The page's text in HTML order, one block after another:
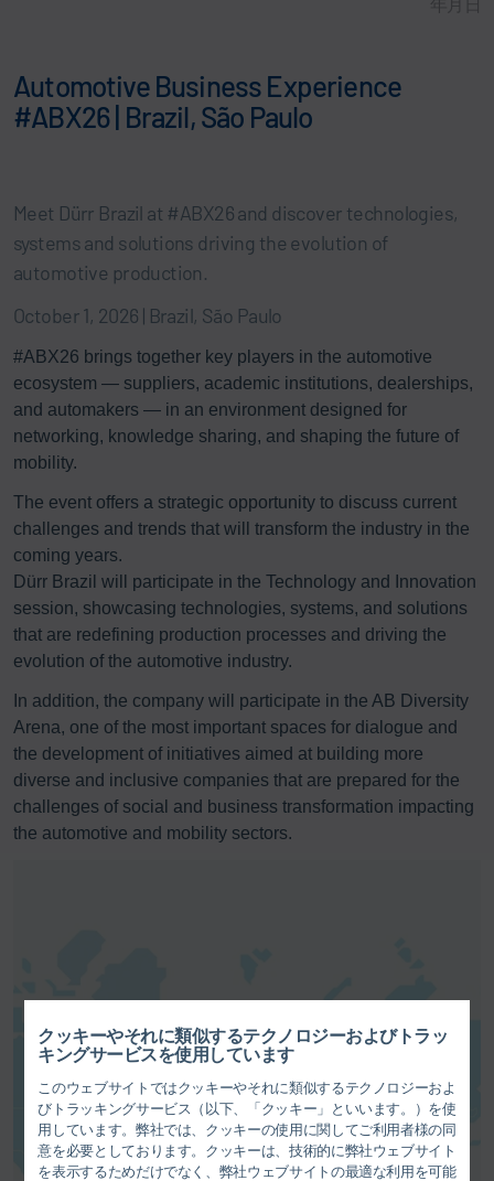
クッキーやそれに類似するテクノロジーおよびトラッ
キングサービスを使用しています
このウェブサイトではクッキーやそれに類似するテクノロジーおよ
びトラッキングサービス（以下、「クッキー」といいます。）を使
用しています。弊社では、クッキーの使用に関してご利用者様の同
意を必要としております。クッキーは、技術的に弊社ウェブサイト
を表示するためだけでなく、弊社ウェブサイトの最適な利用を可能
Automotive Business Experience
#ABX26 | Brazil, São Paulo
Meet Dürr Brazil at #ABX26 and discover technologies,
systems and solutions driving the evolution of
automotive production.
October 1, 2026 | Brazil, São Paulo
#ABX26 brings together key players in the automotive
ecosystem — suppliers, academic institutions, dealerships,
and automakers — in an environment designed for
networking, knowledge sharing, and shaping the future of
mobility.
The event offers a strategic opportunity to discuss current
challenges and trends that will transform the industry in the
coming years.
Dürr Brazil will participate in the Technology and Innovation
session, showcasing technologies, systems, and solutions
that are redefining production processes and driving the
evolution of the automotive industry.
In addition, the company will participate in the AB Diversity
Arena, one of the most important spaces for dialogue and
the development of initiatives aimed at building more
diverse and inclusive companies that are prepared for the
challenges of social and business transformation impacting
the automotive and mobility sectors.
地図サービスを有効にします。こ
に記載の説明に従ってお客様のデ
ータ（例えばIPアドレス）が各サ
プライヤーに転送されます。